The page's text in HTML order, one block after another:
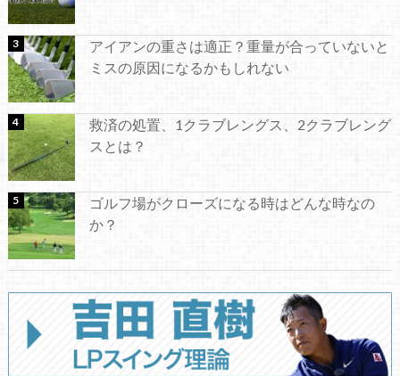
アイアンの重さは適正？重量が合っていないと
ミスの原因になるかもしれない
救済の処置、1クラブレングス、2クラブレング
スとは？
ゴルフ場がクローズになる時はどんな時なの
か？